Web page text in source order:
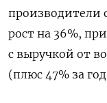
производители
рост на 36%,
с выручкой от
(плюс 47% за